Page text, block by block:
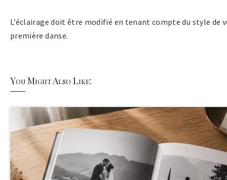
L’éclairage doit être modifié en tenant compte du style de
première danse.
You Might Also Like: